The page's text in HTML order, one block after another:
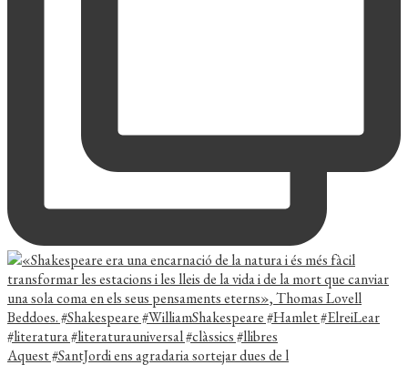
Aquest #SantJordi ens agradaria sortejar dues de l